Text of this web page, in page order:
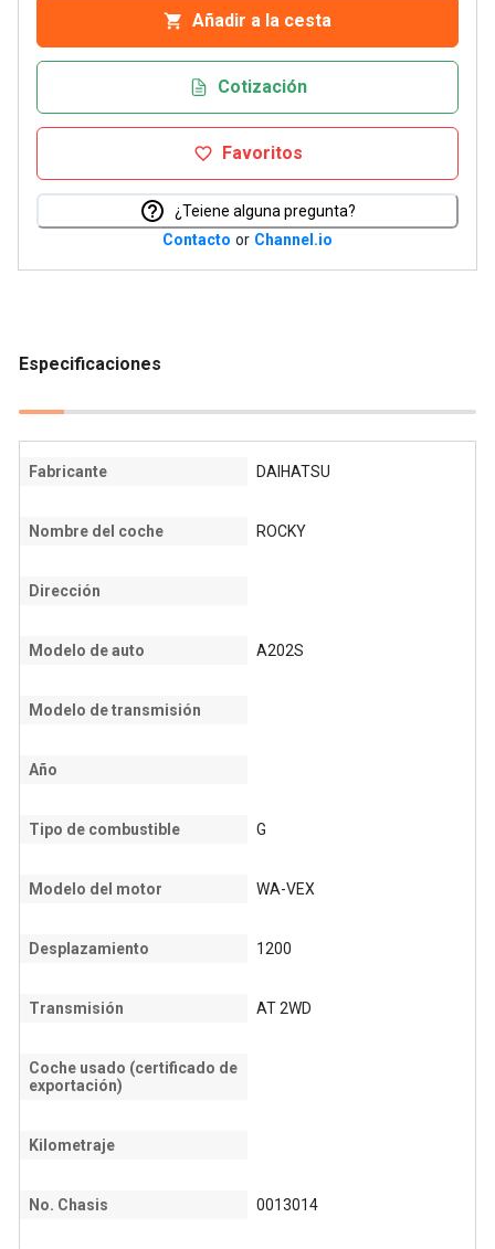
Añadir a la cesta
Cotización
Favoritos
¿Teiene alguna pregunta?
Contacto or Channel.io
Especificaciones
Fabricante DAIHATSU
Nombre del coche ROCKY
Dirección
Modelo de auto A202S
Modelo de transmisión
Año
Tipo de combustible G
Modelo del motor WA-VEX
Desplazamiento 1200
Transmisión AT 2WD
Coche usado (certificado de
exportación)
Kilometraje
No. Chasis 0013014